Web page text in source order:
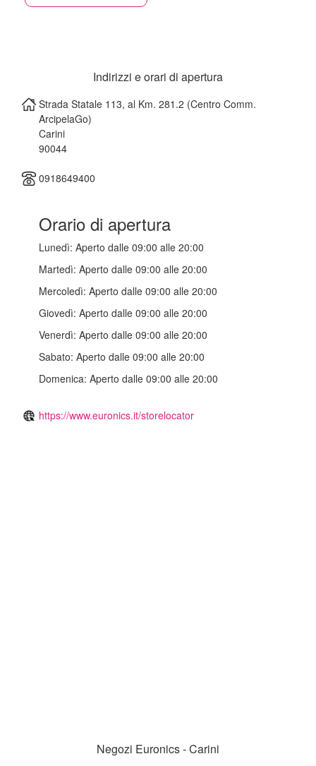
Indirizzi e orari di apertura
Strada Statale 113, al Km. 281.2 (Centro Comm.
ArcipelaGo)
Carini
90044
0918649400
Orario di apertura
Lunedì: Aperto dalle 09:00 alle 20:00
Martedì: Aperto dalle 09:00 alle 20:00
Mercoledì: Aperto dalle 09:00 alle 20:00
Giovedì: Aperto dalle 09:00 alle 20:00
Venerdì: Aperto dalle 09:00 alle 20:00
Sabato: Aperto dalle 09:00 alle 20:00
Domenica: Aperto dalle 09:00 alle 20:00
https://www.euronics.it/storelocator
Negozi Euronics - Carini